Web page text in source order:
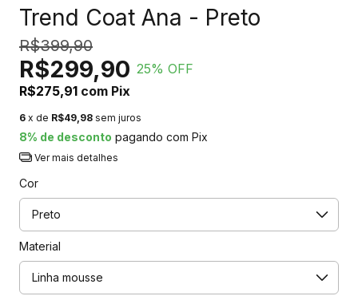
Trend Coat Ana - Preto
R$399,90
R$299,90 25% OFF
R$275,91 com Pix
6 x de R$49,98 sem juros
8% de desconto pagando com Pix
Ver mais detalhes
Cor
Material